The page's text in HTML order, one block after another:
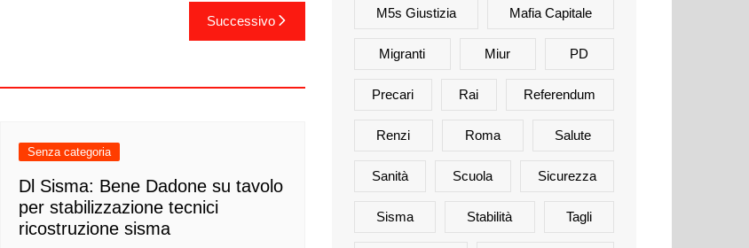
Successivo
Senza categoria
Dl Sisma: Bene Dadone su tavolo
per stabilizzazione tecnici
ricostruzione sisma
M5s Giustizia Mafia Capitale
Migranti Miur PD
Precari Rai Referendum
Renzi Roma Salute
Sanità Scuola Sicurezza
Sisma Stabilità Tagli